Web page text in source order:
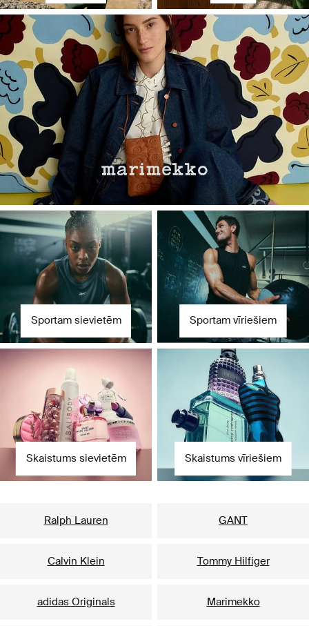
Sportam sievietēm Sportam vīriešiem
Skaistums sievietēm Skaistums vīriešiem
Ralph Lauren GANT
Calvin Klein Tommy Hilfiger
adidas Originals Marimekko